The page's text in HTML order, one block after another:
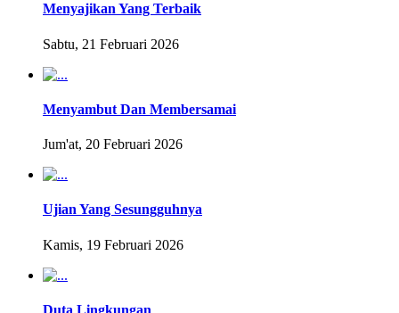
Menyajikan Yang Terbaik
Sabtu, 21 Februari 2026
Menyambut Dan Membersamai
Jum'at, 20 Februari 2026
Ujian Yang Sesungguhnya
Kamis, 19 Februari 2026
Duta Lingkungan